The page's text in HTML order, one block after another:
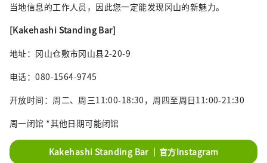
当地信息的工作人员，因此您一定能发现冈山的新魅力。
[Kakehashi Standing Bar]
地址：冈山仓敷市冈山县2-20-9
电话：080-1564-9745
开放时间：周二、周三11:00-18:30，周四至周日11:00-21:30
周一闭馆 *其他日期可能闭馆
Kakehashi Standing Bar ｜官方Instagram